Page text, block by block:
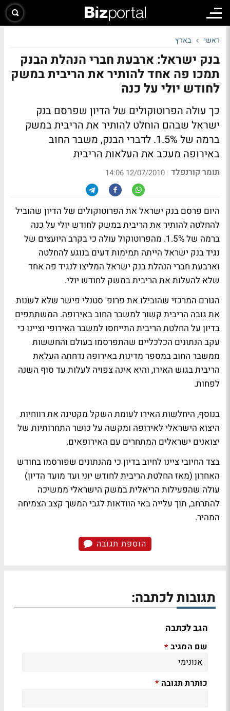
ראשי בארץ
בנק ישראל: ארבעת חברי הנהלת הבנק
תמכו פה אחד להותיר את הריבית במשק
לחודש יולי על כנה
כך עולה הפרוטוקולים של הדיון שפרסם בנק
ישראל שבהם הוחלט להותיר את הריבית במשק
ברמה של 1.5%. לדברי הבנק, משבר החוב
באירופה מעכב את העלאות הריבית
תומר קורנפלד |
12/07/2010 14:06
היום פרסם בנק ישראל את הפרוטוקולים של הדיון שהוביל
להחלטה להותיר את הריבית במשק לחודש יולי על כנה
ברמה של 1.5%. מהפרוטוקול עולה כי בקרב היועצים של
נגיד בנק ישראל הייתה תמימות דעים בנוגע להחלטה
וארבעת חברי הנהלת בנק ישראל המליצו לנגיד פה אחד
שלא להעלות את הריבית במשק לחודש יולי.
הגורם המרכזי שהובילו את פרופ' סטנלי פישר שלא לשנות
את גובה הריבית קשור למשבר החוב באירופה. המשתתפים
בדיון על החלטת הריבית התייחסו למשבר האירופי וציינו כי
עקב הנתונים הכלכליים שהתפרסמו בעולם והחששות
ממשבר החוב במספר מדינות באירופה נדחתה העלאת
הריבית בגוש האירו, והיא אינה צפויה לעלות עד סוף השנה
לפחות.
בנוסף, היחלשות האירו לעומת השקל מקטינה את רווחיות
היצוא הישראלי לאירופה ומקשה על כושר התחרותיות של
יצואנים ישראלים המתחרים עם האירופאים.
בצד החיובי ציינו לחיוב בדיון כי מהנתונים שפורסמו בחודש
האחרון (מאז החלטת הריבית לחודש יוני ועד מועד הדיון)
עולה שהפעילות הריאלית במשק הישראלי ממשיכה
להתרחב, תוך עלייה באי הוודאות לגבי המשך קצב הצמיחה
המהיר.
הוספת תגובה
תגובות לכתבה:
הגב לכתבה
שם המגיב *
כותרת תגובה *